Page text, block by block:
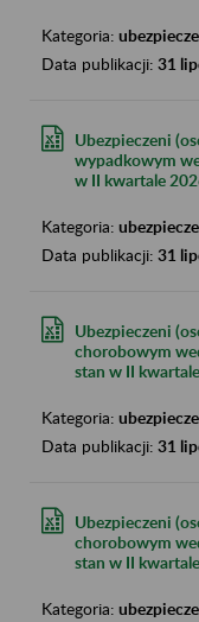
Kategoria:
Data publikacji: 31
Ubezpieczeni
wypadkowym
w II kwartale
Kategoria:
Data publikacji: 31
Ubezpieczeni
chorobowym
stan w II
Kategoria:
Data publikacji: 31
Ubezpieczeni
chorobowym
stan w II
Kategoria: